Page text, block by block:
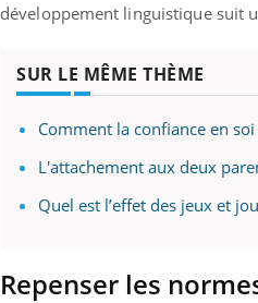
développement linguistique suit
SUR LE MÊME THÈME
Comment la confiance en
L'attachement aux deux
Quel est l’effet des jeux et
Repenser les